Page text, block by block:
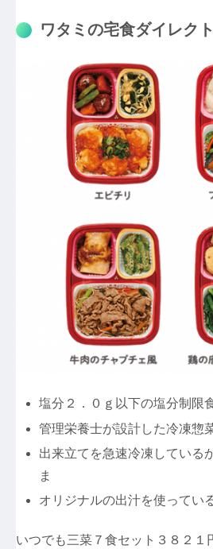
ワタミの宅食ダイレクト
塩分２．０ｇ以下の塩分制限
管理栄養士が設計した冷凍惣
出来立てを急速冷凍している
ま
オリジナルの出汁を使ってい
いつでも三菜７食セット３８２１